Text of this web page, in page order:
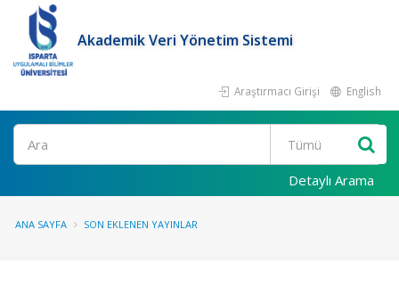
Akademik Veri Yönetim Sistemi
Araştırmacı Girişi English
Ara
Detaylı Arama
ANA SAYFA SON EKLENEN YAYINLAR